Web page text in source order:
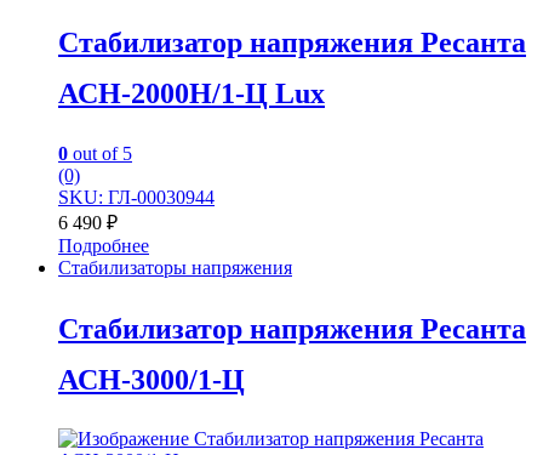
Стабилизатор напряжения Ресанта
АСН-2000H/1-Ц Lux
0 out of 5
(0)
SKU: ГЛ-00030944
6 490 ₽
Подробнее
Стабилизаторы напряжения
Стабилизатор напряжения Ресанта
АСН-3000/1-Ц